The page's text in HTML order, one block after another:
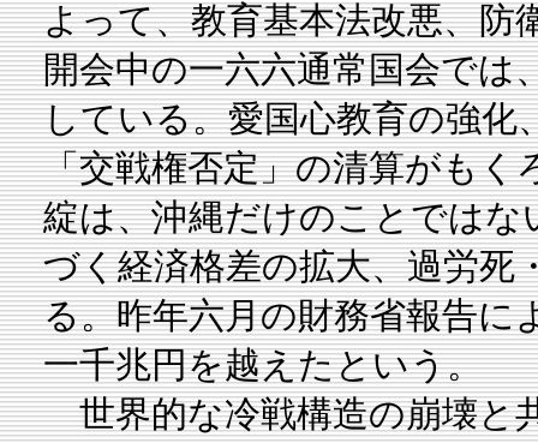
よって、教育基本法改悪、防
開会中の一六六通常国会では
している。愛国心教育の強化
「交戦権否定」の清算がもく
綻は、沖縄だけのことではな
づく経済格差の拡大、過労死
る。昨年六月の財務省報告に
一千兆円を越えたという。
世界的な冷戦構造の崩壊と